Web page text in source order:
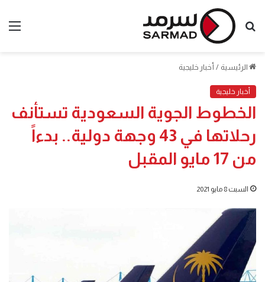
بحث
الرئيسية / أخبار خليجية
أخبار خليجية
الخطوط الجوية السعودية تستأنف
رحلاتها في 43 وجهة دولية.. بدءاً
من 17 مايو المقبل
السبت 8 مايو 2021